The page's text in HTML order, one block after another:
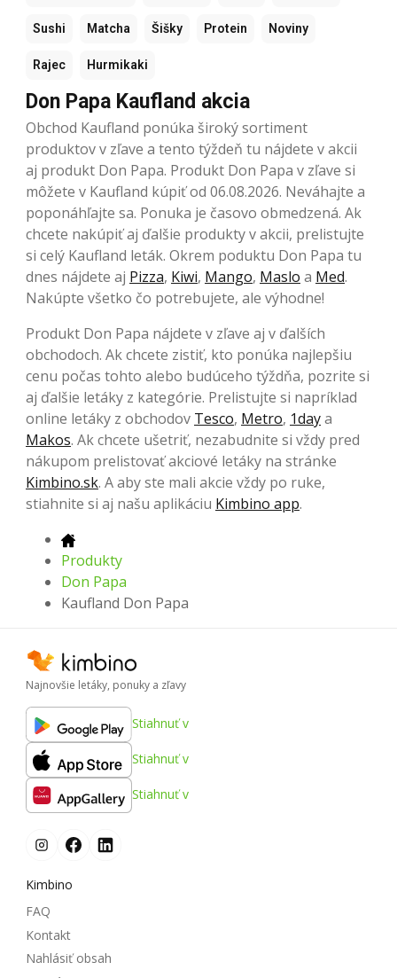
Sushi Matcha Šišky Protein Noviny
Rajec Hurmikaki
Don Papa Kaufland akcia
Obchod Kaufland ponúka široký sortiment
produktov v zľave a tento týždeň tu nájdete v akcii
aj produkt Don Papa. Produkt Don Papa v zľave si
môžete v Kaufland kúpiť od 06.08.2026. Neváhajte a
poponáhľajte sa. Ponuka je časovo obmedzená. Ak
chcete nakúpiť aj ďalšie produkty v akcii, prelistujte
si celý Kaufland leták. Okrem poduktu Don Papa tu
dnes nájdete aj Pizza, Kiwi, Mango, Maslo a Med.
Nakúpte všetko čo potrebujete, ale výhodne!
Produkt Don Papa nájdete v zľave aj v ďalších
obchodoch. Ak chcete zistiť, kto ponúka najlepšiu
cenu počas tohto alebo budúceho týždňa, pozrite si
aj ďalšie letáky z kategórie. Prelistujte si napríklad
online letáky z obchodov Tesco, Metro, 1daya
Makos. Ak chcete ušetriť, nezabudnite si vždy pred
nákupom prelistovať akciové letáky na stránke
Kimbino.sk. A aby ste mali akcie vždy po ruke,
stiahnite si aj našu aplikáciu Kimbino app.
Produkty
Don Papa
Kaufland Don Papa
Najnovšie letáky, ponuky a zľavy
Stiahnuť v
Stiahnuť v
Stiahnuť v
Kimbino
FAQ
Kontakt
Nahlásiť obsah